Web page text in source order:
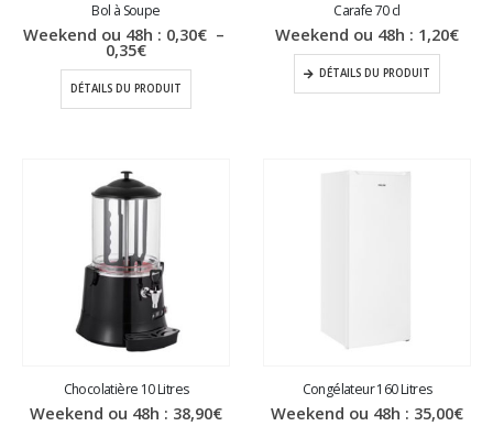
Bol à Soupe
Weekend ou 48h : 0,30€ –
0,35€Plage
de
prix :
0,30€
à
DÉTAILS DU PRODUIT
Carafe 70 cl
Weekend ou 48h : 1,20€
DÉTAILS DU PRODUIT
Chocolatière 10 Litres
Weekend ou 48h : 38,90€
Congélateur 160 Litres
Weekend ou 48h : 35,00€